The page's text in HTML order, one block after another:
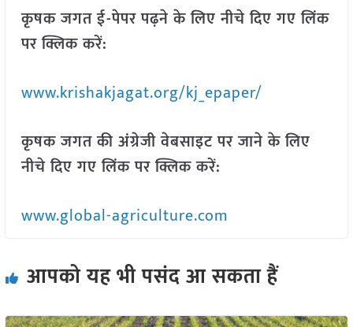
कृषक जगत ई-पेपर पढ़ने के लिए नीचे दिए गए लिंक
पर क्लिक करें:
www.krishakjagat.org/kj_epaper/
कृषक जगत की अंग्रेजी वेबसाइट पर जाने के लिए
नीचे दिए गए लिंक पर क्लिक करें:
www.global-agriculture.com
आपको यह भी पसंद आ सकता हैं